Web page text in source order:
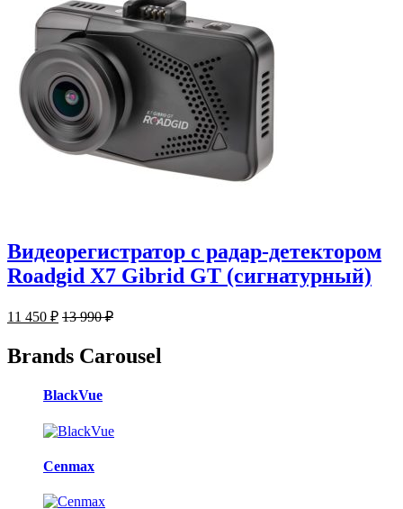
Видеорегистратор с радар-детектором
Roadgid X7 Gibrid GT (сигнатурный)
11 450 ₽ 13 990₽
Brands Carousel
BlackVue
Cenmax